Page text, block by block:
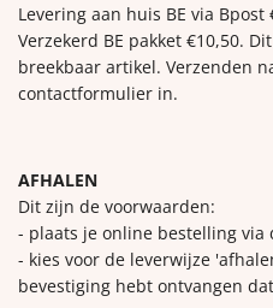
Levering aan huis BE via Bpost
Verzekerd BE pakket €10,50.
breekbaar artikel. Verzenden
contactformulier in.
AFHALEN
Dit zijn de voorwaarden:
- plaats je online bestelling via
- kies voor de leverwijze
bevestiging hebt ontvangen